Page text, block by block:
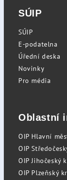
SÚIP
SÚIP
E-podatelna
Úřední deska
Novinky
Pro média
Oblastní
OIP Hlavní
OIP
OIP Jihočeský
OIP Plzeňský